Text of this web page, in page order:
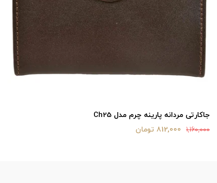
جاکارتی مردانه پارینه چرم مدل Ch25
1,160,000 812,000 تومان